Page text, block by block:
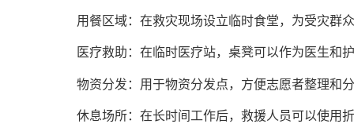
用餐区域：在救灾现场设立临时食堂，为受灾群
医疗救助：在临时医疗站，桌凳可以作为医生和
物资分发：用于物资分发点，方便志愿者整理和
休息场所：在长时间工作后，救援人员可以使用